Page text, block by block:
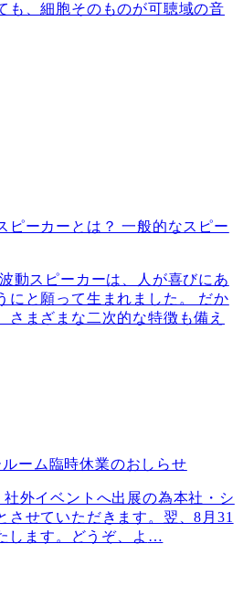
も、細胞そのものが可聴域の音
ピーカーとは？ 一般的なスピー
動スピーカーは、人が喜びにあ
にと願って生まれました。 だか
さまざまな二次的な特徴も備え
ーム臨時休業のおしらせ
外イベントへ出展の為本社・シ
させていただきます。翌、8月31
します。どうぞ、よ …